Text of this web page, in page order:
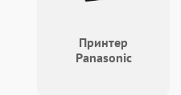
Принтер
Panasonic